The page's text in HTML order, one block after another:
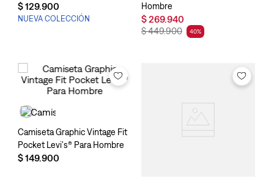
$129.900
NUEVA COLECCIÓN
Hombre
$269.940
$449.900 40%
Camiseta Graphic Vintage Fit
Pocket Levi's® Para Hombre
$149.900